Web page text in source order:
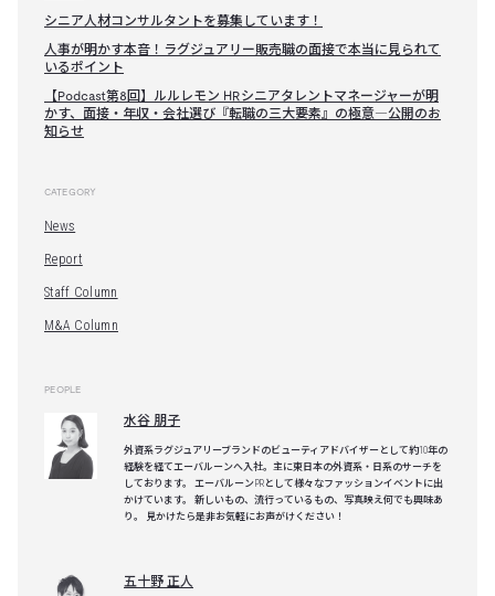
シニア人材コンサルタントを募集しています！
人事が明かす本音！ラグジュアリー販売職の面接で本当に見られて
いるポイント
【Podcast第8回】ルルレモン HRシニアタレントマネージャーが明
かす、面接・年収・会社選び『転職の三大要素』の極意―公開のお
知らせ
CATEGORY
News
Report
Staff Column
M&A Column
PEOPLE
水谷 朋子
外資系ラグジュアリーブランドのビューティアドバイザーとして約10年の
経験を経てエーバルーンへ入社。主に東日本の外資系・日系のサーチを
しております。 エーバルーンPRとして様々なファッションイベントに出
かけています。 新しいもの、流行っているもの、写真映え何でも興味あ
り。 見かけたら是非お気軽にお声がけください！
五十野 正人